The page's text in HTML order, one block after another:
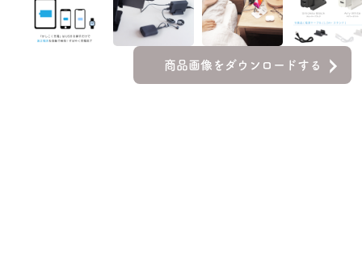
商品画像をダウンロードする